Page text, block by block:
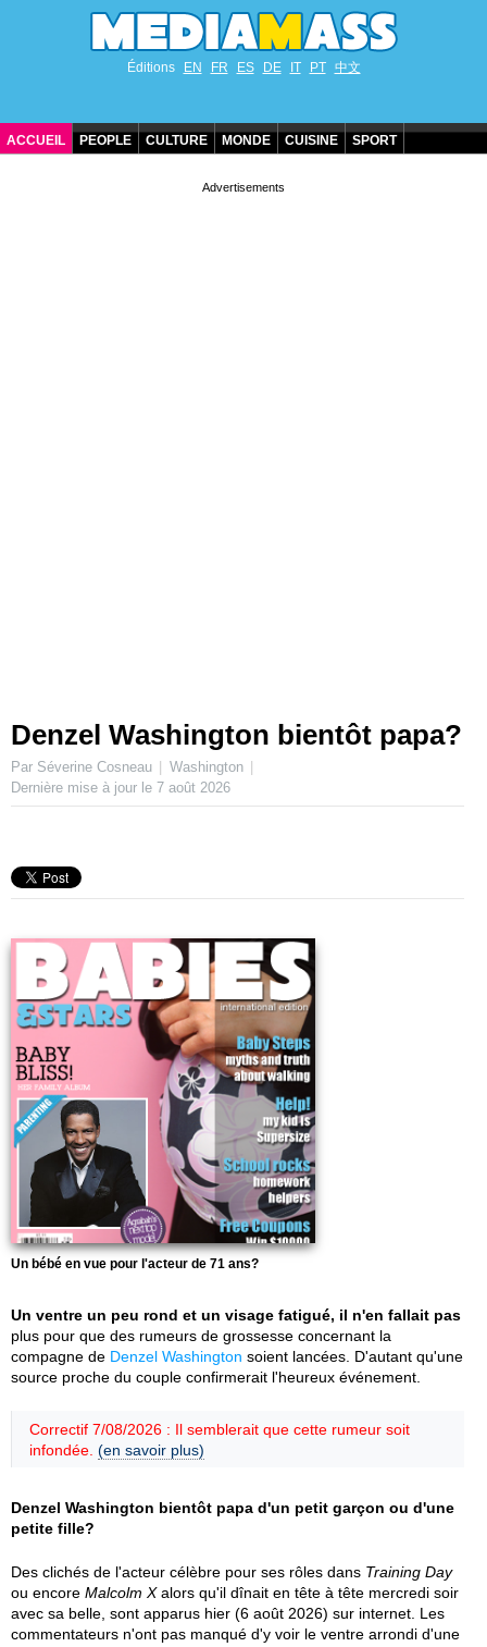
Éditions EN FR ES DE IT PT 中文
ACCUEIL PEOPLE CULTURE MONDE CUISINE SPORT
Denzel Washington bientôt papa?
Par Séverine Cosneau
Washington
Dernière mise à jour le 7 août 2026
Un bébé en vue pour l'acteur de 71 ans?
Un ventre un peu rond et un visage fatigué, il n'en fallait pas
plus pour que des rumeurs de grossesse concernant la
compagne de Denzel Washington soient lancées. D'autant qu'une
source proche du couple confirmerait l'heureux événement.
Correctif 7/08/2026 : Il semblerait que cette rumeur soit
infondée. (en savoir plus)
Denzel Washington bientôt papa d'un petit garçon ou d'une
petite fille?
Des clichés de l'acteur célèbre pour ses rôles dans Training Day
ou encore Malcolm Xalors qu'il dînait en tête à tête mercredi soir
avec sa belle, sont apparus hier (6 août 2026) sur internet. Les
commentateurs n'ont pas manqué d'y voir le ventre arrondi d'une